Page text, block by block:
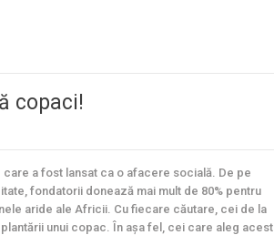
copaci!
a fost lansat ca o afacere socială. De pe
fondatorii donează mai mult de 80% pentru
aride ale Africii. Cu fiecare căutare, cei de la
unui copac. În așa fel, cei care aleg acest